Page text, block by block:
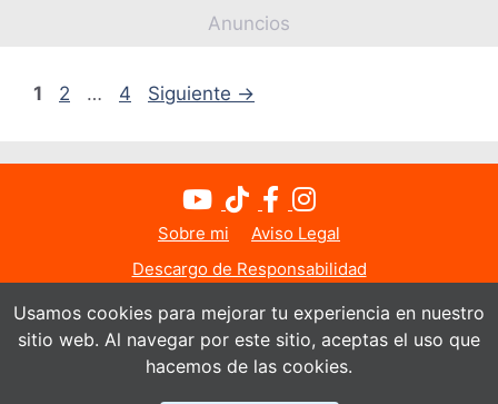
Anuncios
Página
1 Página
2 … Página
4 Siguiente →
Sobre mi
Aviso Legal
Descargo de Responsabilidad
Política de Privacidad
Política de Cookies
Contacto
© Todos los derechos reservados 2026
Usamos cookies para mejorar tu experiencia en nuestro
sitio web. Al navegar por este sitio, aceptas el uso que
hacemos de las cookies.